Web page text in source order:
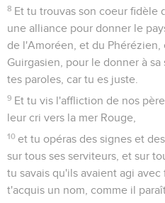
8 Et tu trouvas son coeur fidèle
une alliance pour donner le
de l'Amoréen, et du
Guirgasien, pour le donner à
tes paroles, car tu es juste.
9 Et tu vis l'affliction de nos
leur cri vers la mer Rouge,
10 et tu opéras des signes et
sur tous ses serviteurs, et sur
tu savais qu'ils avaient agi
t'acquis un nom, comme il